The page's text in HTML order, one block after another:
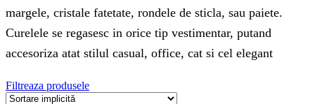
margele, cristale fatetate, rondele de sticla, sau paiete.
Curelele se regasesc in orice tip vestimentar, putand
accesoriza atat stilul casual, office, cat si cel elegant
Filtreaza produsele